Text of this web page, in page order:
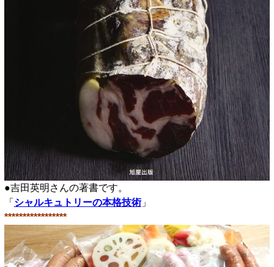
●吉田英明さんの著書です。
「 シャルキュトリーの本格技術」
*****************